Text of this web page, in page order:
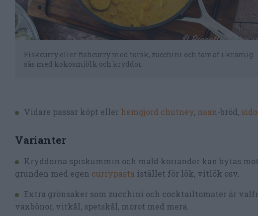
Fiskcurry eller fishcurry med torsk, zucchini och tomat i krämig
sås med kokosmjölk och kryddor.
Vidare passar köpt eller hemgjord chutney, naan-bröd,
Varianter
Kryddorna spiskummin och mald koriander kan bytas
grunden med egen currypasta istället för lök, vitlök osv.
Extra grönsaker som zucchini och cocktailtomater är
vaxbönor, vitkål, spetskål, morot med mera.